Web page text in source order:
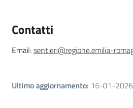
Contatti
Email:sentieri@regione.emilia-
Ultimo aggiornamento: 16-01-